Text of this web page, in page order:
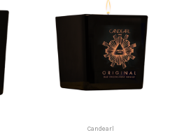
Candearl